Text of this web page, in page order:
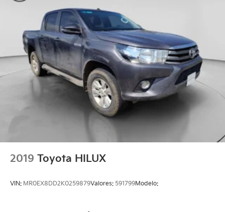
2019 Toyota HILUX
VIN: MR0EX8DD2K0259879Valores: 591799Modelo: